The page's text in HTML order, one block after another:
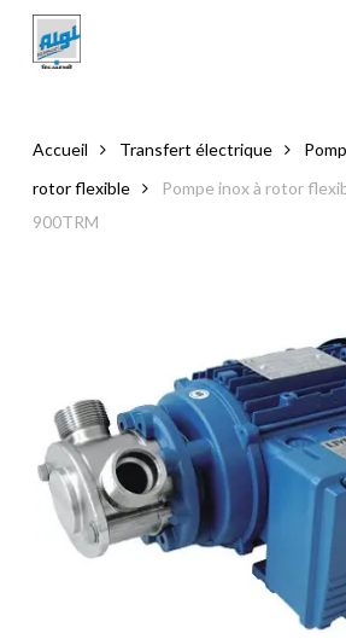
main
Accueil Transfert électrique
rotor flexible
Pompe inox à rotor
900TRM